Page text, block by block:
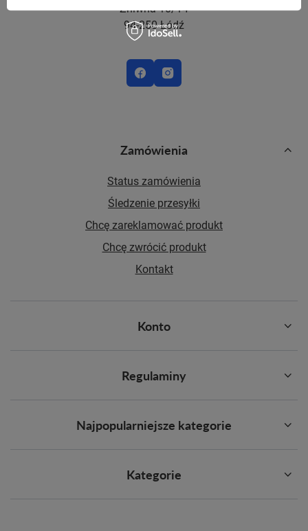
Zamówienia
Status zamówienia
Śledzenie przesyłki
Chcę zareklamować produkt
Chcę zwrócić produkt
Kontakt
Konto
Regulaminy
Żniwna 10/14
94-250 Łódź
Najpopularniejsze kategorie
Kategorie